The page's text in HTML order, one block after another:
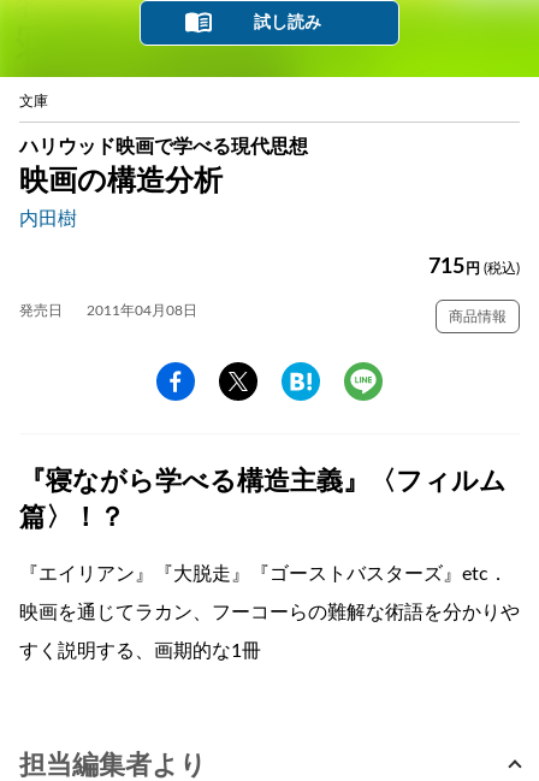
試し読み
文庫
ハリウッド映画で学べる現代思想
映画の構造分析
内田樹
715 円 (税込)
発売日 2011年04月08日 商品情報
『寝ながら学べる構造主義』〈フィルム
篇〉！？
『エイリアン』『大脱走』『ゴーストバスターズ』etc．
映画を通じてラカン、フーコーらの難解な術語を分かりや
すく説明する、画期的な1冊
担当編集者より